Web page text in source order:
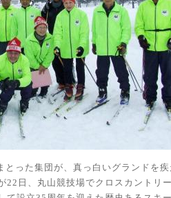
った集団が、真っ白いグランドを疾
22 日、丸山競技場でクロスカントリ